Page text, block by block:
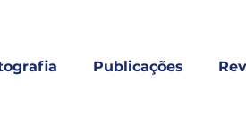
Publicações